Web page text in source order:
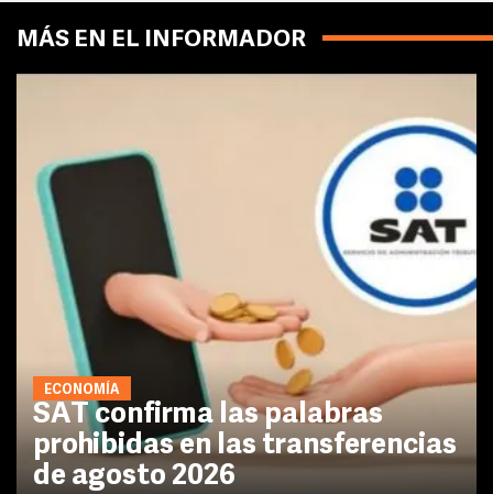
MÁS EN EL INFORMADOR
ECONOMÍA
SAT confirma las palabras
prohibidas en las transferencias
de agosto 2026